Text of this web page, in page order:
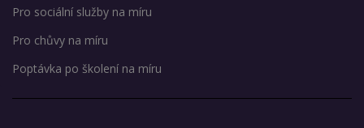
Pro sociální služby na míru
Pro chůvy na míru
Poptávka po školení na míru